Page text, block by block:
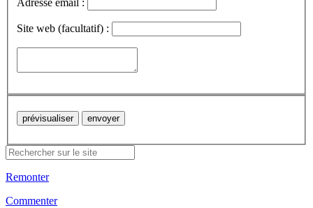
Site web (facultatif) :
Remonter
Commenter